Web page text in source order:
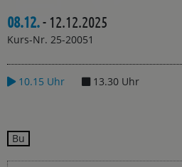
Drucken Teilen
08.12.- 12.12.2025
Kurs-Nr. 25-20051
10.15 Uhr 13.30 Uhr
Bu